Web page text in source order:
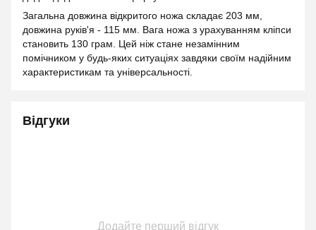
Загальна довжина відкритого ножа складає 203 мм,
довжина руків'я - 115 мм. Вага ножа з урахуванням кліпси
становить 130 грам. Цей ніж стане незамінним
помічником у будь-яких ситуаціях завдяки своїм надійним
характеристикам та універсальності.
Відгуки
Додайте перший відгук